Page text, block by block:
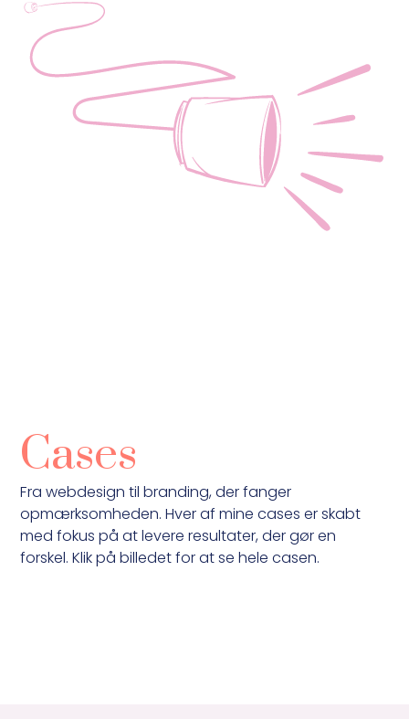
Cases
Fra webdesign til branding, der fanger
opmærksomheden. Hver af mine cases er skabt
med fokus på at levere resultater, der gør en
forskel. Klik på billedet for at se hele casen.